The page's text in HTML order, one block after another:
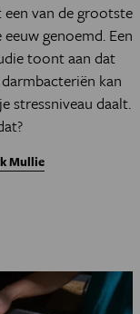
van de grootste
genoemd. Een
toont aan dat
kan
stressniveau daalt.
Mullie